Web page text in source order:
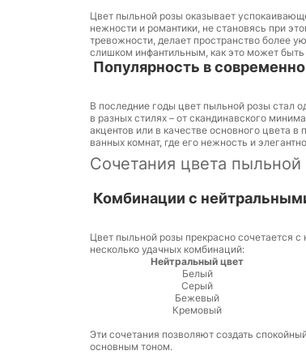
Цвет пыльной розы оказывает
нежности и романтики, не становясь при
тревожности, делает пространство более
слишком инфантильным, как это может
Популярность в
В последние годы цвет пыльной розы стал
в разных стилях – от скандинавского
акцентов или в качестве основного цвета
ванных комнат, где его нежность и
Сочетания цвета
Комбинации с
Цвет пыльной розы прекрасно сочетается
несколько удачных комбинаций:
Нейтральный цвет
Белый
Серый
Бежевый
Кремовый
Эти сочетания позволяют создать
основным тоном.